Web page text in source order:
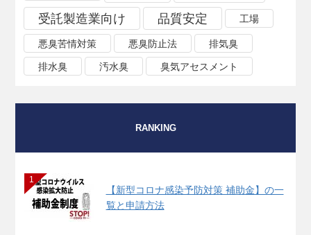
受託製造業向け
品質安定 工場
悪臭苦情対策 悪臭防止法 排気臭
排水臭 汚水臭 臭気アセスメント
RANKING
1
【新型コロナ感染予防対策 補助金】の一
覧と申請方法